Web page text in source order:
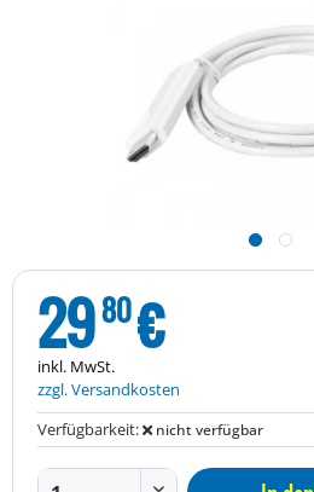
2980€
inkl. MwSt.
zzgl. Versandkosten
Verfügbarkeit:
nicht verfügbar